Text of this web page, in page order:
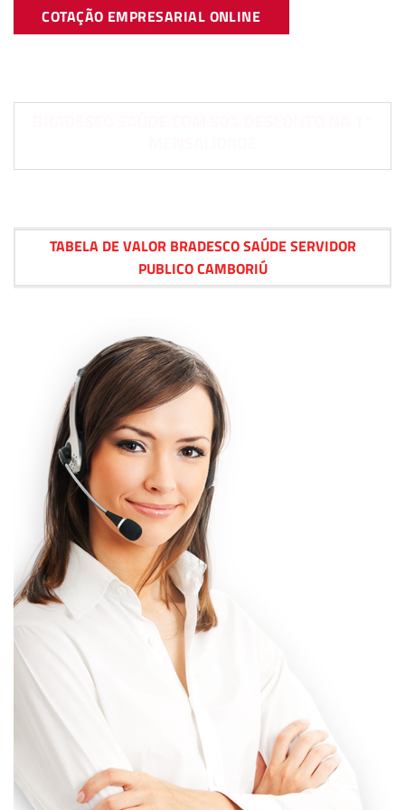
COTAÇÃO EMPRESARIAL ONLINE
TABELA DE VALOR BRADESCO SAÚDE SERVIDOR
PUBLICO CAMBORIÚ